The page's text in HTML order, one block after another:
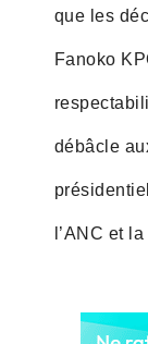
que les
Fanoko
débâcle
l’ANC et